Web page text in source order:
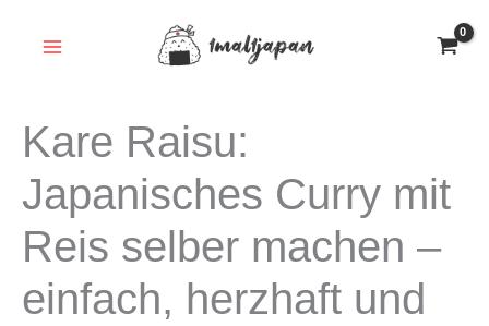
Kare Raisu:
Japanisches Curry mit
Reis selber machen –
einfach, herzhaft und